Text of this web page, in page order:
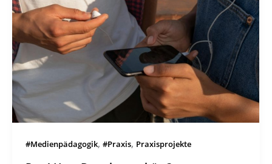
#Medienpädagogik, #Praxis, Praxisprojekte